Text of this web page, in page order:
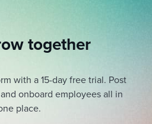
together
with a 15-day free trial. Post
onboard employees all in
place.